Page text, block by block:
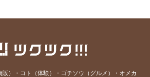
映いたします。
』です！
販）・コト（体験）・ゴチソウ（グルメ）・オメカ